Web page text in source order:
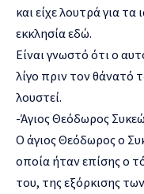
και είχε λουτρά για τα
εκκλησία εδώ.
Είναι γνωστό ότι ο
λίγο πριν τον θάνατό
λουστεί.
-Άγιος Θεόδωρος
Ο άγιος Θεόδωρος ο
οποία ήταν επίσης ο
του, της εξόρκισης